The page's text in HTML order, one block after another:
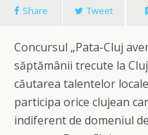
Share Tweet
Concursul „Pata-Cluj
săptămânii trecute la
căutarea talentelor
participa orice clujean
indiferent de domeniul